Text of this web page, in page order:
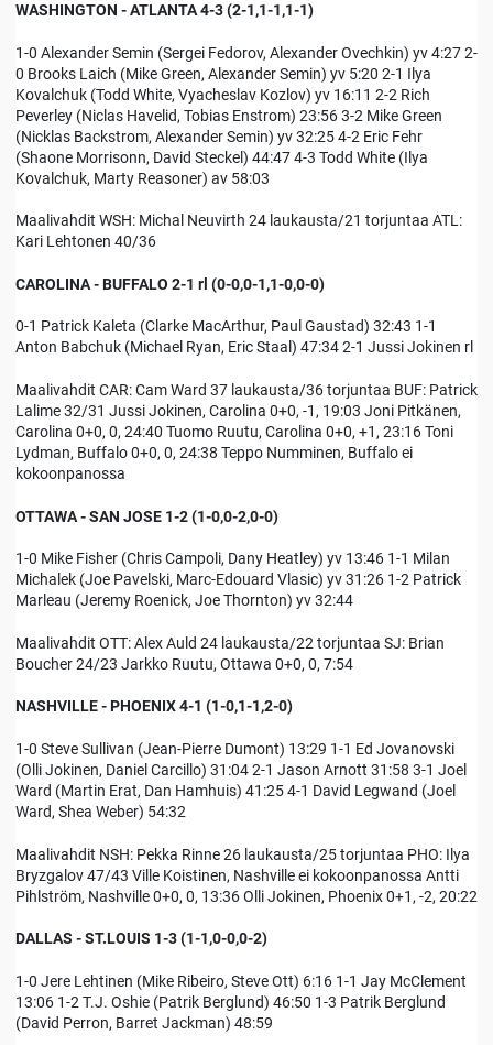
WASHINGTON - ATLANTA 4-3 (2-1,1-1,1-1)
1-0 Alexander Semin (Sergei Fedorov, Alexander Ovechkin) yv 4:27 2-
0 Brooks Laich (Mike Green, Alexander Semin) yv 5:20 2-1 Ilya
Kovalchuk (Todd White, Vyacheslav Kozlov) yv 16:11 2-2 Rich
Peverley (Niclas Havelid, Tobias Enstrom) 23:56 3-2 Mike Green
(Nicklas Backstrom, Alexander Semin) yv 32:25 4-2 Eric Fehr
(Shaone Morrisonn, David Steckel) 44:47 4-3 Todd White (Ilya
Kovalchuk, Marty Reasoner) av 58:03
Maalivahdit WSH: Michal Neuvirth 24 laukausta/21 torjuntaa ATL:
Kari Lehtonen 40/36
CAROLINA - BUFFALO 2-1 rl (0-0,0-1,1-0,0-0)
0-1 Patrick Kaleta (Clarke MacArthur, Paul Gaustad) 32:43 1-1
Anton Babchuk (Michael Ryan, Eric Staal) 47:34 2-1 Jussi Jokinen rl
Maalivahdit CAR: Cam Ward 37 laukausta/36 torjuntaa BUF: Patrick
Lalime 32/31 Jussi Jokinen, Carolina 0+0, -1, 19:03 Joni Pitkänen,
Carolina 0+0, 0, 24:40 Tuomo Ruutu, Carolina 0+0, +1, 23:16 Toni
Lydman, Buffalo 0+0, 0, 24:38 Teppo Numminen, Buffalo ei
kokoonpanossa
OTTAWA - SAN JOSE 1-2 (1-0,0-2,0-0)
1-0 Mike Fisher (Chris Campoli, Dany Heatley) yv 13:46 1-1 Milan
Michalek (Joe Pavelski, Marc-Edouard Vlasic) yv 31:26 1-2 Patrick
Marleau (Jeremy Roenick, Joe Thornton) yv 32:44
Maalivahdit OTT: Alex Auld 24 laukausta/22 torjuntaa SJ: Brian
Boucher 24/23 Jarkko Ruutu, Ottawa 0+0, 0, 7:54
NASHVILLE - PHOENIX 4-1 (1-0,1-1,2-0)
1-0 Steve Sullivan (Jean-Pierre Dumont) 13:29 1-1 Ed Jovanovski
(Olli Jokinen, Daniel Carcillo) 31:04 2-1 Jason Arnott 31:58 3-1 Joel
Ward (Martin Erat, Dan Hamhuis) 41:25 4-1 David Legwand (Joel
Ward, Shea Weber) 54:32
Maalivahdit NSH: Pekka Rinne 26 laukausta/25 torjuntaa PHO: Ilya
Bryzgalov 47/43 Ville Koistinen, Nashville ei kokoonpanossa Antti
Pihlström, Nashville 0+0, 0, 13:36 Olli Jokinen, Phoenix 0+1, -2, 20:22
DALLAS - ST.LOUIS 1-3 (1-1,0-0,0-2)
1-0 Jere Lehtinen (Mike Ribeiro, Steve Ott) 6:16 1-1 Jay McClement
13:06 1-2 T.J. Oshie (Patrik Berglund) 46:50 1-3 Patrik Berglund
(David Perron, Barret Jackman) 48:59